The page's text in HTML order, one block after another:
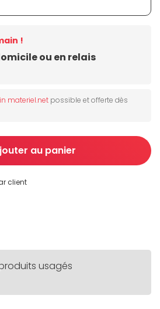
ou en relais
!
materiel.net possible et offerte dès
au panier
client
usagés